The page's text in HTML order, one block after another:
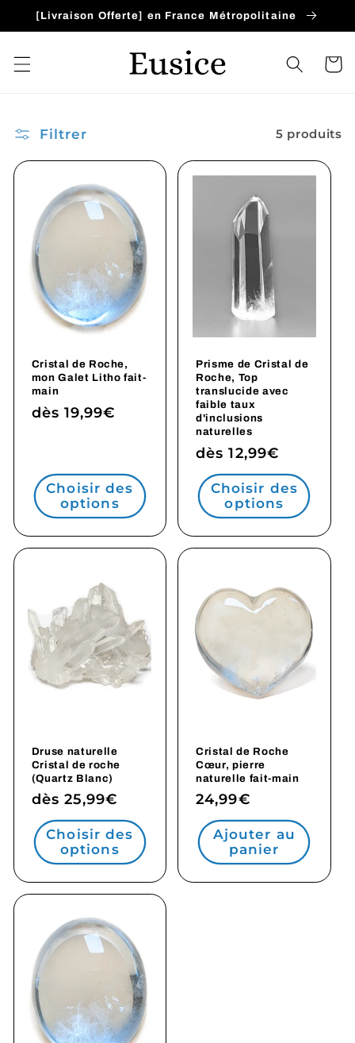
passer
au
[Livraison Offerte] en France Métropolitaine
Panier
Filtrer 5 produits
Cristal de Roche,
mon Galet Litho fait-
main
Prix
dès 19,99€
Choisir des
options
Prisme de Cristal de
Roche, Top
translucide avec
faible taux
d'inclusions
naturelles
Prix
habituel
dès 12,99€
Choisir des
options
Druse naturelle
Cristal de roche
(Quartz Blanc)
Prix
habituel
dès 25,99€
Choisir des
options
Cristal de Roche
Cœur, pierre
naturelle fait-main
Prix
habituel
24,99€
Ajouter au
panier